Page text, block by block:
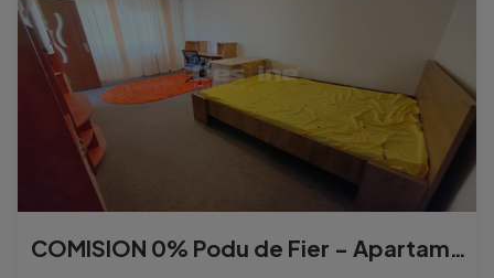
COMISION 0% Podu de Fier - Apartament 2 camere decomandat 47